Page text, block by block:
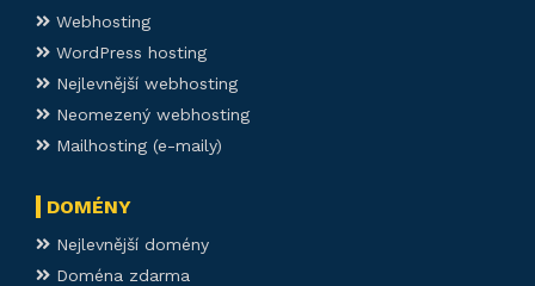
Webhosting
WordPress hosting
Nejlevnější webhosting
Neomezený webhosting
Mailhosting (e-maily)
DOMÉNY
Nejlevnější domény
Doména zdarma